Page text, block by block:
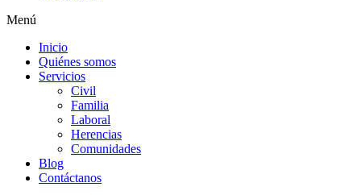
Menú
Inicio
Quiénes somos
Servicios
Civil
Familia
Laboral
Herencias
Comunidades
Blog
Contáctanos